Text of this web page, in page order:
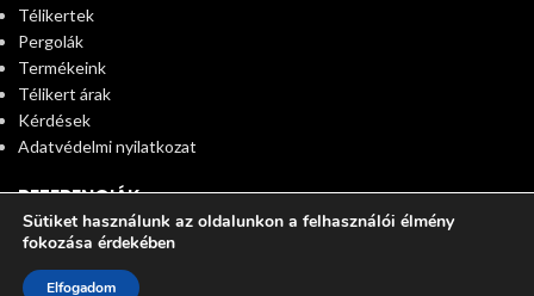
Télikertek
Pergolák
Termékeink
Télikert árak
Kérdések
Adatvédelmi nyilatkozat
REFERENCIÁK
© 2025 Télikert. All rights reserved
Sütiket használunk az oldalunkon a felhasználói élmény
fokozása érdekében
Elfogadom